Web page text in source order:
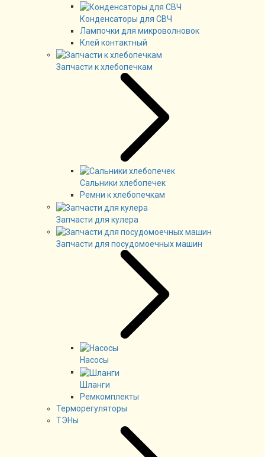
Конденсаторы для СВЧ
Лампочки для микроволновок
Клей контактный
Запчасти к хлебопечкам
Сальники хлебопечек
Ремни к хлебопечкам
Запчасти для кулера
Запчасти для посудомоечных машин
Насосы
Шланги
Ремкомплекты
Терморегуляторы
ТЭНы